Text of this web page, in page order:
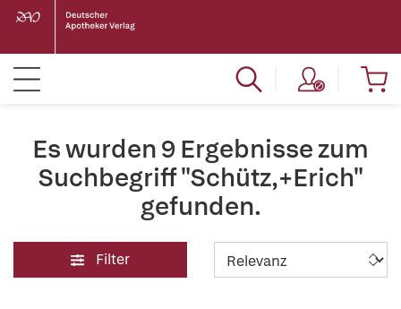
Es wurden 9 Ergebnisse zum
Suchbegriff "Schütz,+Erich"
gefunden.
Filter